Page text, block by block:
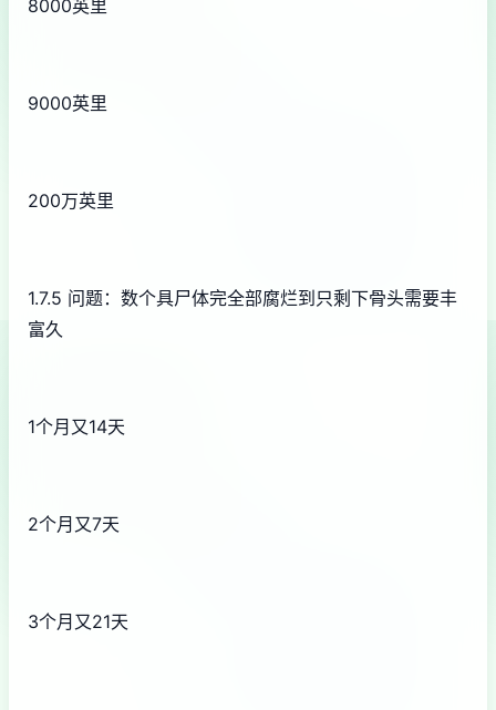
8000英里
9000英里
200万英里
1.7.5 问题：数个具尸体完全部腐烂到只剩下骨头需要丰
富久
1个月又14天
2个月又7天
3个月又21天